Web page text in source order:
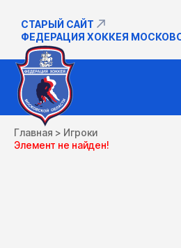
СТАРЫЙ САЙТ
ФЕДЕРАЦИЯ ХОККЕЯ
Главная > Игроки
Элемент не найден!